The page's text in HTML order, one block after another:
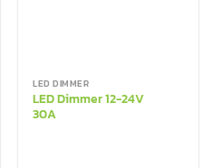
LED DIMMER
LED Dimmer 12-24V
30A